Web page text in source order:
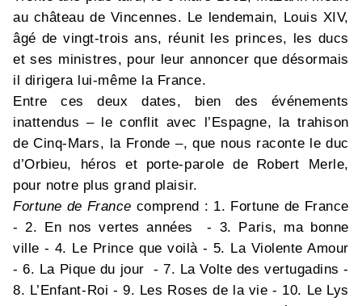
au château de Vincennes. Le lendemain, Louis XIV,
âgé de vingt-trois ans, réunit les princes, les ducs
et ses ministres, pour leur annoncer que désormais
il dirigera lui-même la France.
Entre ces deux dates, bien des événements
inattendus – le conflit avec l’Espagne, la trahison
de Cinq-Mars, la Fronde –, que nous raconte le duc
d’Orbieu, héros et porte-parole de Robert Merle,
pour notre plus grand plaisir.
Fortune de France comprend : 1. Fortune de France
- 2. En nos vertes années - 3. Paris, ma bonne
ville - 4. Le Prince que voilà - 5. La Violente Amour
- 6. La Pique du jour - 7. La Volte des vertugadins -
8. L’Enfant-Roi - 9. Les Roses de la vie - 10. Le Lys